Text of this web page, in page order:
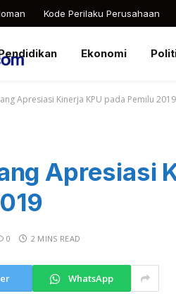
Kode Perilaku Perusahaan
Ekonomi
Apresiasi Kinerja KPU pada Pemilu 2019
Apresiasi
0 2 MINS READ
WhatsApp